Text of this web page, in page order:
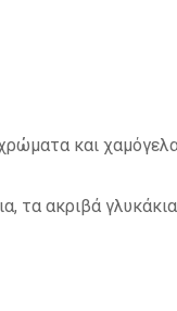
και
τα ακριβά